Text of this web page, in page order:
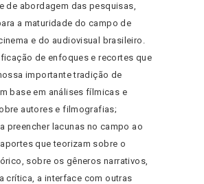
de abordagem das pesquisas,
a maturidade do campo de
e do audiovisual brasileiro.
de enfoques e recortes que
importante tradição de
base em análises fílmicas e
autores e filmografias;
preencher lacunas no campo ao
que teorizam sobre o
sobre os gêneros narrativos,
crítica, a interface com outras